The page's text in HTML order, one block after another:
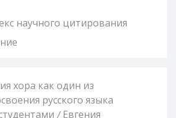
научного цитирования
хора как один из
русского языка